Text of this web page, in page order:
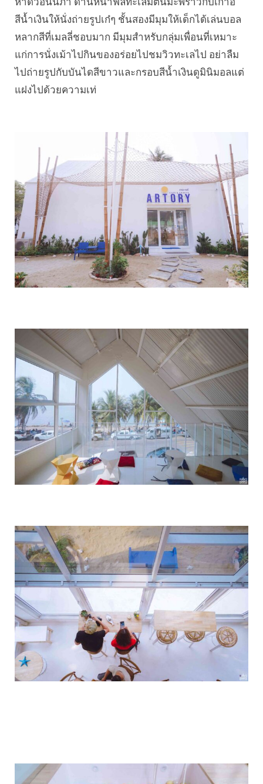
สีน้ำเงินให้นั่งถ่ายรูปเก๋ๆ ชั้นสองมีมุมให้เด็กได้เล่นบอล
หลากสีที่เมลลี่ชอบมาก มีมุมสำหรับกลุ่มเพื่อนที่เหมาะ
แก่การนั่งเม้าไปกินของอร่อยไปชมวิวทะเลไป อย่าลืม
ไปถ่ายรูปกับบันไดสีขาวและกรอบสีน้ำเงินดูมินิมอลแต่
แฝงไปด้วยความเท่